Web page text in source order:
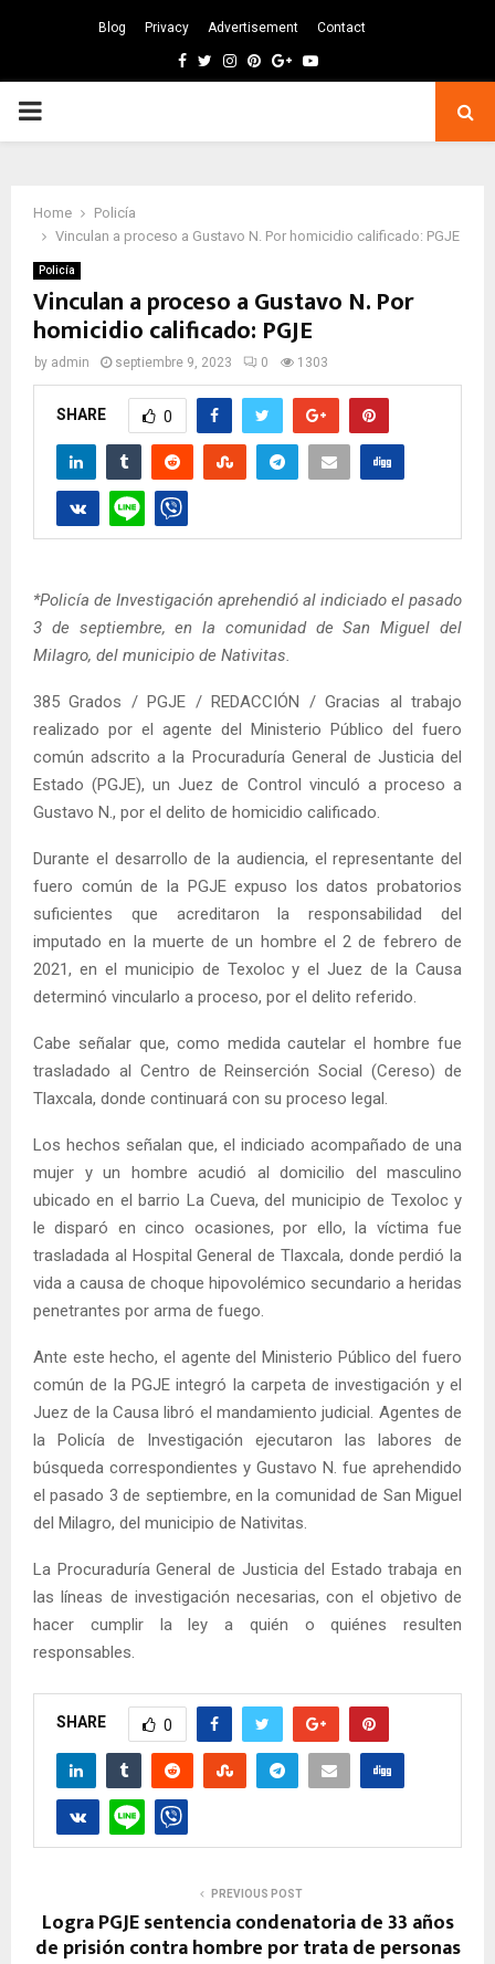
Blog Privacy Advertisement Contact
Facebook
TwitterInstagram
Pinterest
GoogleYoutube
PRIMARY
Home
Policía
Vinculan a proceso a Gustavo N. Por homicidio calificado: PGJE
Policía
Vinculan a proceso a Gustavo N. Por
homicidio calificado: PGJE
by admin septiembre 9, 2023 0 1303
SHARE 0
*Policía de Investigación aprehendió al indiciado el pasado
3 de septiembre, en la comunidad de San Miguel del
Milagro, del municipio de Nativitas.
385 Grados / PGJE / REDACCIÓN / Gracias al trabajo
realizado por el agente del Ministerio Público del fuero
común adscrito a la Procuraduría General de Justicia del
Estado (PGJE), un Juez de Control vinculó a proceso a
Gustavo N., por el delito de homicidio calificado.
Durante el desarrollo de la audiencia, el representante del
fuero común de la PGJE expuso los datos probatorios
suficientes que acreditaron la responsabilidad del
imputado en la muerte de un hombre el 2 de febrero de
2021, en el municipio de Texoloc y el Juez de la Causa
determinó vincularlo a proceso, por el delito referido.
Cabe señalar que, como medida cautelar el hombre fue
trasladado al Centro de Reinserción Social (Cereso) de
Tlaxcala, donde continuará con su proceso legal.
Los hechos señalan que, el indiciado acompañado de una
mujer y un hombre acudió al domicilio del masculino
ubicado en el barrio La Cueva, del municipio de Texoloc y
le disparó en cinco ocasiones, por ello, la víctima fue
trasladada al Hospital General de Tlaxcala, donde perdió la
vida a causa de choque hipovolémico secundario a heridas
penetrantes por arma de fuego.
Ante este hecho, el agente del Ministerio Público del fuero
común de la PGJE integró la carpeta de investigación y el
Juez de la Causa libró el mandamiento judicial. Agentes de
la Policía de Investigación ejecutaron las labores de
búsqueda correspondientes y Gustavo N. fue aprehendido
el pasado 3 de septiembre, en la comunidad de San Miguel
del Milagro, del municipio de Nativitas.
La Procuraduría General de Justicia del Estado trabaja en
las líneas de investigación necesarias, con el objetivo de
hacer cumplir la ley a quién o quiénes resulten
responsables.
SHARE 0
PREVIOUS POST
Logra PGJE sentencia condenatoria de 33 años
de prisión contra hombre por trata de personas